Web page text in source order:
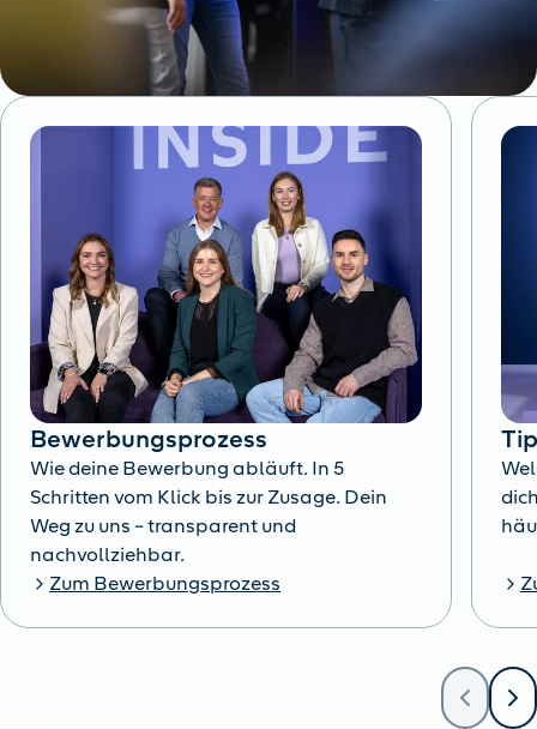
Bewerbungsprozess
Wie deine Bewerbung abläuft. In 5
Schritten vom Klick bis zur Zusage. Dein
Weg zu uns – transparent und
nachvollziehbar.
Zum Bewerbungsprozess